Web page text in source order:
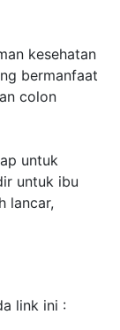
kesehatan
bermanfaat
colon
untuk
untuk ibu
lancar,
link ini :